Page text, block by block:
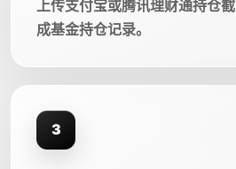
上传支付宝或腾讯理财通持仓
成基金持仓记录。
3